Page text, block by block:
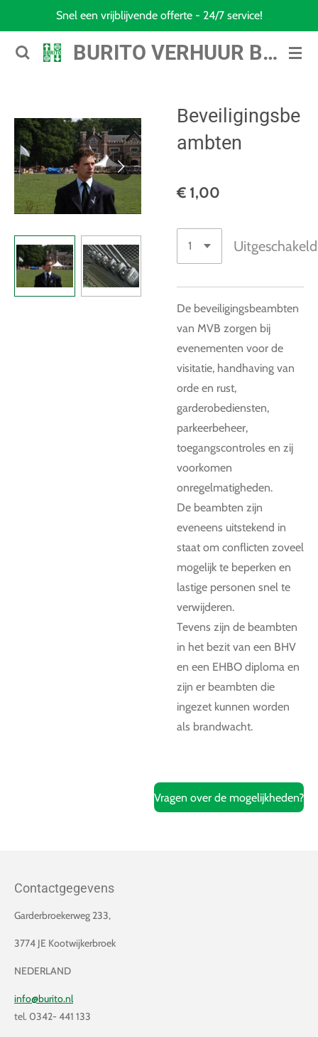
naar
BURITO VERHUUR B.V.
Snel een vrijblijvende offerte - 24/7 service!
Beveiligingsbe
ambten
€ 1,00
Uitgeschakeld
De beveiligingsbeambten
van MVB zorgen bij
evenementen voor de
visitatie, handhaving van
orde en rust,
garderobediensten,
parkeerbeheer,
toegangscontroles en zij
voorkomen
onregelmatigheden.
De beambten zijn
eveneens uitstekend in
staat om conflicten zoveel
mogelijk te beperken en
lastige personen snel te
verwijderen.
Tevens zijn de beambten
in het bezit van een BHV
en een EHBO diploma en
zijn er beambten die
ingezet kunnen worden
als brandwacht.
Vragen over de mogelijkheden?
Contactgegevens
Garderbroekerweg 233,
3774 JE Kootwijkerbroek
NEDERLAND
info@burito.nl
tel. 0342- 441 133